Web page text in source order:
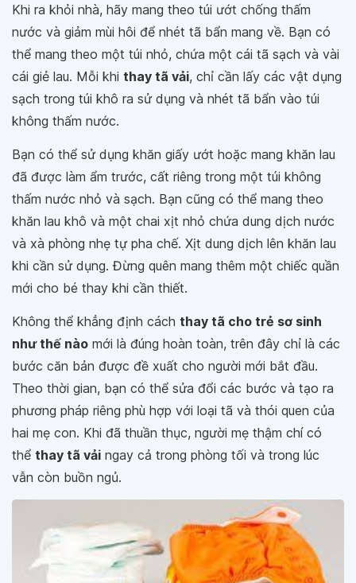
Khi ra khỏi nhà, hãy mang theo túi ướt chống thấm
nước và giảm mùi hôi để nhét tã bẩn mang về. Bạn có
thể mang theo một túi nhỏ, chứa một cái tã sạch và vài
cái giẻ lau. Mỗi khi thay tã vải, chỉ cần lấy các vật dụng
sạch trong túi khô ra sử dụng và nhét tã bẩn vào túi
không thấm nước.
Bạn có thể sử dụng khăn giấy ướt hoặc mang khăn lau
đã được làm ẩm trước, cất riêng trong một túi không
thấm nước nhỏ và sạch. Bạn cũng có thể mang theo
khăn lau khô và một chai xịt nhỏ chứa dung dịch nước
và xà phòng nhẹ tự pha chế. Xịt dung dịch lên khăn lau
khi cần sử dụng. Đừng quên mang thêm một chiếc quần
mới cho bé thay khi cần thiết.
Không thể khẳng định cách thay tã cho trẻ sơ sinh
như thế nào mới là đúng hoàn toàn, trên đây chỉ là các
bước căn bản được đề xuất cho người mới bắt đầu.
Theo thời gian, bạn có thể sửa đổi các bước và tạo ra
phương pháp riêng phù hợp với loại tã và thói quen của
hai mẹ con. Khi đã thuần thục, người mẹ thậm chí có
thể thay tã vải ngay cả trong phòng tối và trong lúc
vẫn còn buồn ngủ.